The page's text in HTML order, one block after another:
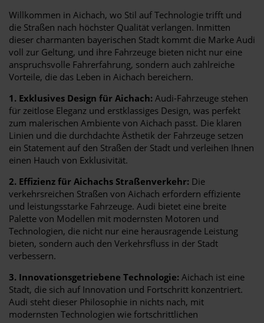
Willkommen in Aichach, wo Stil auf Technologie trifft und
die Straßen nach höchster Qualität verlangen. Inmitten
dieser charmanten bayerischen Stadt kommt die Marke Audi
voll zur Geltung, und ihre Fahrzeuge bieten nicht nur eine
anspruchsvolle Fahrerfahrung, sondern auch zahlreiche
Vorteile, die das Leben in Aichach bereichern.
1. Exklusives Design für Aichach: Audi-Fahrzeuge stehen
für zeitlose Eleganz und erstklassiges Design, was perfekt
zum malerischen Ambiente von Aichach passt. Die klaren
Linien und die durchdachte Ästhetik der Fahrzeuge setzen
ein Statement auf den Straßen der Stadt und verleihen Ihnen
einen Hauch von Exklusivität.
2. Effizienz für Aichachs Straßenverkehr: Die
verkehrsreichen Straßen von Aichach erfordern effiziente
und leistungsstarke Fahrzeuge. Audi bietet eine breite
Palette von Modellen mit modernsten Motoren und
Technologien, die nicht nur eine herausragende Leistung
bieten, sondern auch den Verkehrsfluss in der Stadt
verbessern.
3. Innovationsgetriebene Technologie: Aichach ist eine
Stadt, die sich auf Innovation und Fortschritt konzentriert.
Audi steht dieser Philosophie in nichts nach, mit
modernsten Technologien wie fortschrittlichen